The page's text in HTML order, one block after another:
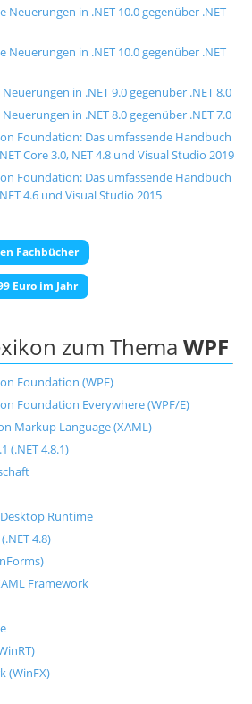
Neuerungen in .NET 10.0 gegenüber .NET
Neuerungen in .NET 10.0 gegenüber .NET
in .NET 9.0 gegenüber .NET 8.0
in .NET 8.0 gegenüber .NET 7.0
Foundation: Das umfassende Handbuch
Core 3.0, NET 4.8 und Visual Studio 2019
Foundation: Das umfassende Handbuch
4.6 und Visual Studio 2015
Fachbücher
Euro im Jahr
zum Thema WPF
Foundation (WPF)
Foundation Everywhere (WPF/E)
Markup Language (XAML)
(.NET 4.8.1)
Runtime
4.8)
Framework
(WinFX)